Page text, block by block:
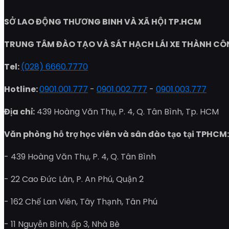
SỞ LAO ĐỘNG THƯƠNG BINH VÀ XÃ HỘI TP.HCM
TRUNG TÂM ĐÀO TẠO VÀ SÁT HẠCH LÁI XE THÀNH
Tel:(028) 6660.7770
Hotline:0901.001.777 - 0901.002.777 - 0901.003.777
Địa chỉ: 439 Hoàng Văn Thụ, P. 4, Q. Tân Bình, Tp. HCM
Văn phòng hỗ trợ học viên và sân đào tạo tại TPHCM:
- 439 Hoàng Văn Thụ, P. 4, Q. Tân Bình
- 22 Cao Đức Lân, P. An Phú, Quận 2
- 162 Chế Lan Viên, Tây Thạnh, Tân Phú
- 11 Nguyễn Bình, ấp 3, Nhà Bè